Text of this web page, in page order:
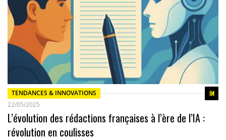
TENDANCES & INNOVATIONS
22/05/2025
L’évolution des rédactions françaises à l’ère de l’IA :
révolution en coulisses